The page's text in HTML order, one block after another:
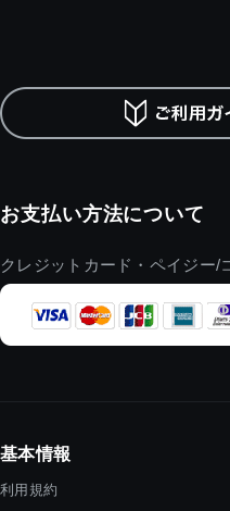
お支払い方法について
クレジットカード・ペイジー/
基本情報
利用規約